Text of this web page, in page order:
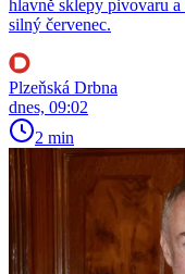
hlavně sklepy pivovaru
silný červenec.
Plzeňská Drbna
dnes, 09:02
2 min